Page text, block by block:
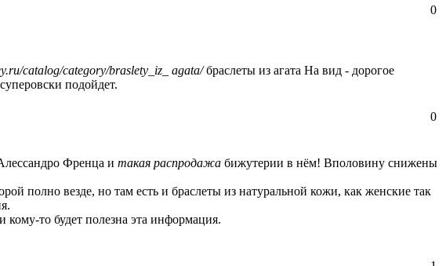
0
catalog/category/braslety_iz_ agata/браслеты из агата На вид - дорогое
подойдет.
0
Френца и такая распродажа бижутерии в нём! Вполовину снижены
полно везде, но там есть и браслеты из натуральной кожи, как женские так
то будет полезна эта информация.